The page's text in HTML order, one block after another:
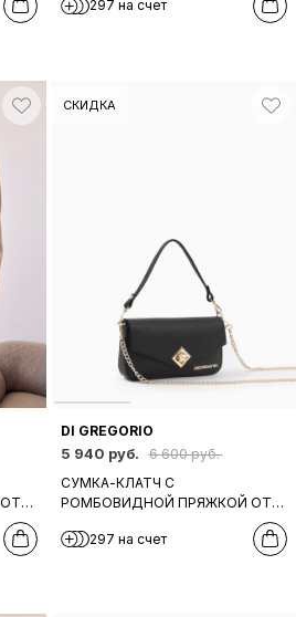
ЦВЕТЕ297 на счет
СКИДКА
DI GREGORIO
5 940 руб.
6 600 руб.
СУМКА-КЛАТЧ С
РОМБОВИДНОЙ ПРЯЖКОЙ ОТ
DI GREGORIO В ЧЁРНОМ ЦВЕТЕ
297 на счет